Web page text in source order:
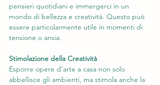
pensieri quotidiani e immergerci in un
mondo di bellezza e creatività. Questo può
essere particolarmente utile in momenti di
tensione o ansia.
Stimolazione della Creatività
Esporre opere d’arte a casa non solo
abbellisce gli ambienti, ma stimola anche la